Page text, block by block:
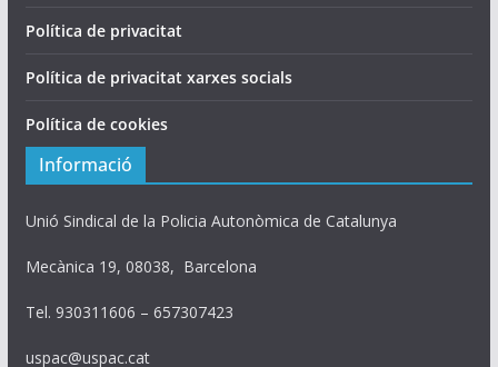
Política de privacitat
Política de privacitat xarxes socials
Política de cookies
Informació
Unió Sindical de la Policia Autonòmica de Catalunya
Mecànica 19, 08038, Barcelona
Tel. 930311606 – 657307423
uspac@uspac.cat